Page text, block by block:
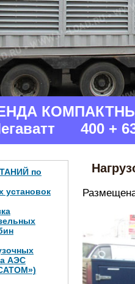
400 +
по
установок
АЭС